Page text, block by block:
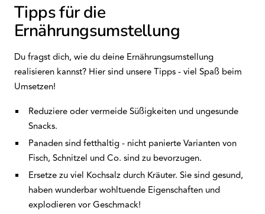
Tipps für die
Ernährungsumstellung
Du fragst dich, wie du deine Ernährungsumstellung
realisieren kannst? Hier sind unsere Tipps - viel Spaß beim
Umsetzen!
Reduziere oder vermeide Süßigkeiten und ungesunde
Snacks.
Panaden sind fetthaltig - nicht panierte Varianten von
Fisch, Schnitzel und Co. sind zu bevorzugen.
Ersetze zu viel Kochsalz durch Kräuter. Sie sind gesund,
haben wunderbar wohltuende Eigenschaften und
explodieren vor Geschmack!